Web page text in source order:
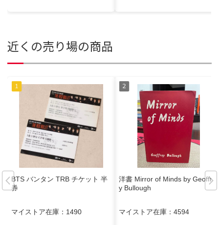
近くの売り場の商品
BTS バンタン TRB チケット 半
券
マイストア在庫： 1490
洋書 Mirror of Minds by Geoffre
y Bullough
マイストア在庫： 4594